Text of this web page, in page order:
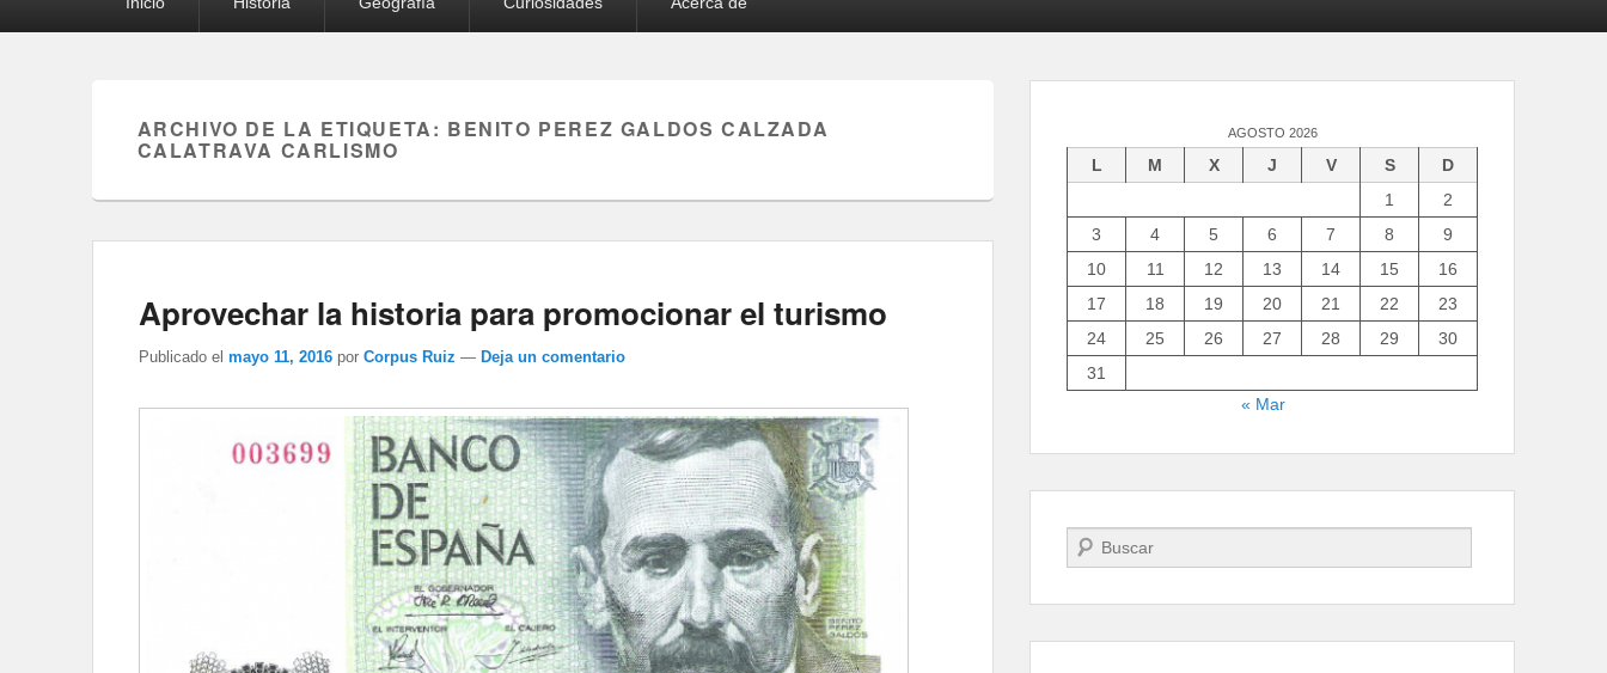
ARCHIVO DE LA ETIQUETA: BENITO PEREZ GALDOS CALZADA
CALATRAVA CARLISMO
Aprovechar la historia para promocionar el turismo
Publicado el mayo 11, 2016 por Corpus Ruiz — Deja un comentario
AGOSTO 2026
L M X J V S
D
1
2
3
4 5 6 7 8
9
10
11 12 13 14 15
16
17
18 19 20 21 22
23
24
25 26 27 28 29
30
31
« Mar
Buscar